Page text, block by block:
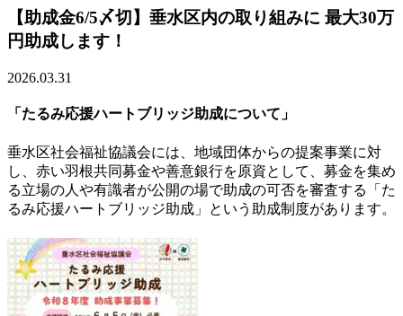
【助成金6/5〆切】垂水区内の取り組みに 最大30万
円助成します！
2026.03.31
「たるみ応援ハートブリッジ助成について」
垂水区社会福祉協議会には、地域団体からの提案事業に対
し、赤い羽根共同募金や善意銀行を原資として、募金を集め
る立場の人や有識者が公開の場で助成の可否を審査する「た
るみ応援ハートブリッジ助成」という助成制度があります。